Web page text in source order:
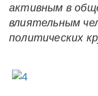
активным в
влиятельным
политических